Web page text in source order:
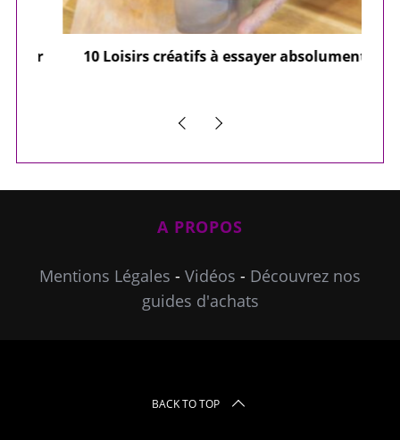
10 Loisirs créatifs à essayer absolument
A PROPOS
Mentions Légales - Vidéos - Découvrez nos
guides d'achats
BACK TO TOP